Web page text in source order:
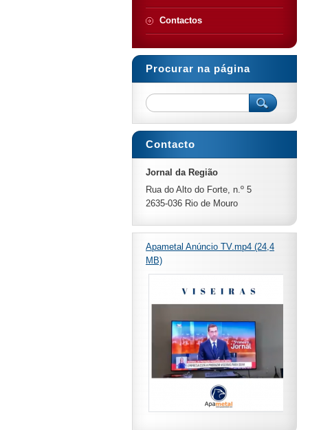
Contactos
Procurar na página
Contacto
Jornal da Região
Rua do Alto do Forte, n.º 5
2635-036 Rio de Mouro
Apametal Anúncio TV.mp4 (24,4
MB)